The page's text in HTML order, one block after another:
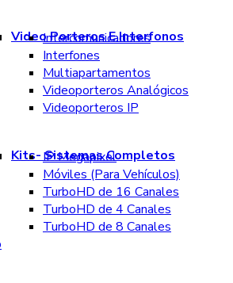
Video Porteros E Interfonos
Intercomunicadores
Interfones
Multiapartamentos
Videoporteros Analógicos
Videoporteros IP
Kits- Sistemas Completos
IP Megapixel
Móviles (Para Vehículos)
TurboHD de 16 Canales
TurboHD de 4 Canales
TurboHD de 8 Canales